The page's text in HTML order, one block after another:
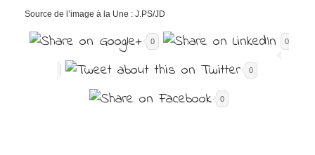
Source de l’image à la Une : J.PS/JD
0 0
0
0